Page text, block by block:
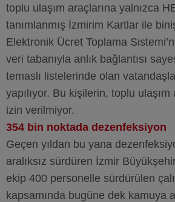
toplu ulaşım araçlarına yalnızca
tanımlanmış İzmirim Kartlar ile
Elektronik Ücret Toplama
veri tabanıyla anlık bağlantısı
temaslı listelerinde olan
yapılıyor. Bu kişilerin, toplu
izin verilmiyor.
354 bin noktada dezenfeksiyon
Geçen yıldan bu yana
aralıksız sürdüren İzmir
ekip 400 personelle sürdürülen
kapsamında bugüne dek kamuya